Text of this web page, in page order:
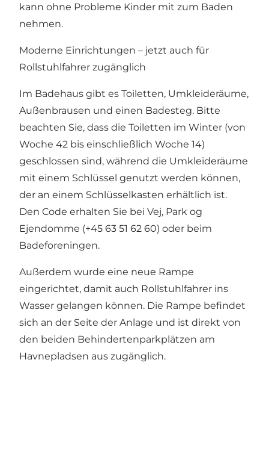
kann ohne Probleme Kinder mit zum Baden
nehmen.
Moderne Einrichtungen – jetzt auch für
Rollstuhlfahrer zugänglich
Im Badehaus gibt es Toiletten, Umkleideräume,
Außenbrausen und einen Badesteg. Bitte
beachten Sie, dass die Toiletten im Winter (von
Woche 42 bis einschließlich Woche 14)
geschlossen sind, während die Umkleideräume
mit einem Schlüssel genutzt werden können,
der an einem Schlüsselkasten erhältlich ist.
Den Code erhalten Sie bei Vej, Park og
Ejendomme (+45 63 51 62 60) oder beim
Badeforeningen.
Außerdem wurde eine neue Rampe
eingerichtet, damit auch Rollstuhlfahrer ins
Wasser gelangen können. Die Rampe befindet
sich an der Seite der Anlage und ist direkt von
den beiden Behindertenparkplätzen am
Havnepladsen aus zugänglich.